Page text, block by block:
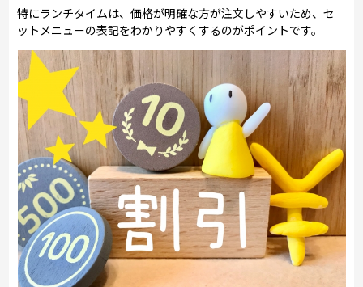
特にランチタイムは、価格が明確な方が注文しやすいため、セ
ットメニューの表記をわかりやすくするのがポイントです。